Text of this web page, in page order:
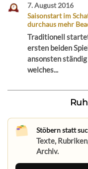
7. August 2016
Saisonstart im
durchaus mehr
Traditionell
ersten beiden
ansonsten
welches...
Stöbern statt
Texte,
Archiv.